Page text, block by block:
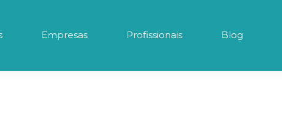
Empresas Profissionais Blog